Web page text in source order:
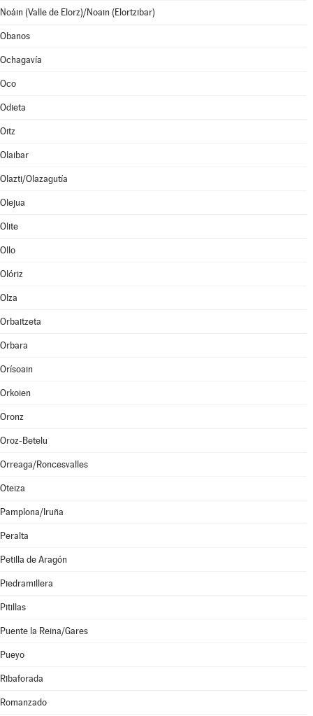
Noáin (Valle de Elorz)/Noain (Elortzibar)
Obanos
Ochagavía
Oco
Odieta
Oitz
Olaibar
Olazti/Olazagutía
Olejua
Olite
Ollo
Olóriz
Olza
Orbaitzeta
Orbara
Orísoain
Orkoien
Oronz
Oroz-Betelu
Orreaga/Roncesvalles
Oteiza
Pamplona/Iruña
Peralta
Petilla de Aragón
Piedramillera
Pitillas
Puente la Reina/Gares
Pueyo
Ribaforada
Romanzado